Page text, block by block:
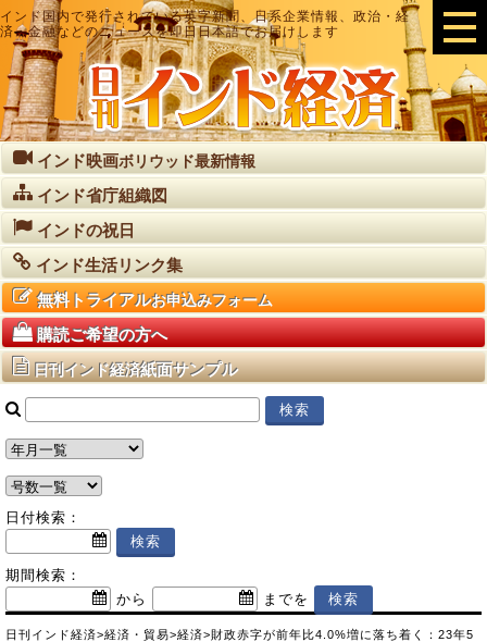
インド国内で発行されている英字新聞、日系企業情報、政治・経
済・金融などのニュースを即日日本語でお届けします
インド映画ボリウッド最新情報
インド省庁組織図
インドの祝日
インド生活リンク集
無料トライアルお申込みフォーム
購読ご希望の方へ
日刊インド経済紙面サンプル
日付検索：
期間検索：
から
までを
日刊インド経済>経済・貿易>経済>財政赤字が前年比4.0%増に落ち着く：23年5